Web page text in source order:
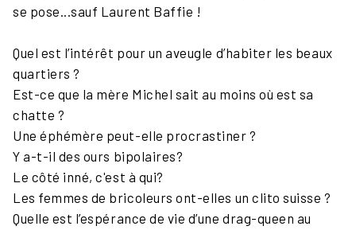
se pose...sauf Laurent Baffie !
Quel est l’intérêt pour un aveugle d’habiter les beaux
quartiers ?
Est-ce que la mère Michel sait au moins où est sa
chatte ?
Une éphémère peut-elle procrastiner ?
Y a-t-il des ours bipolaires?
Le côté inné, c'est à qui?
Les femmes de bricoleurs ont-elles un clito suisse ?
Quelle est l’espérance de vie d’une drag-queen au